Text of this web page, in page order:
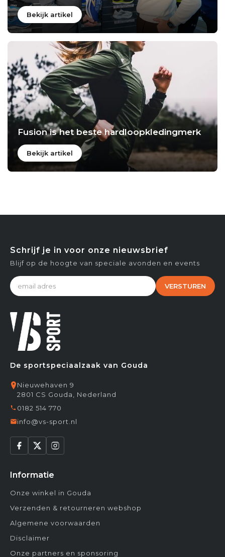
Bekijk artikel
Fusion is het beste hardloopkledingmerk
Bekijk artikel
De sportspeciaalzaak van Gouda
Nieuwehaven 9
2801 CS Gouda, Nederland
0182 514 770
info@vs-sport.nl
Informatie
Onze winkel in Gouda
Verzenden & retourneren webshop
Algemene voorwaarden
Disclaimer
Onze partners en sponsoring
Schrijf je in voor onze nieuwsbrief
Blijf op de hoogte van speciale avonden en events
VERSTUREN